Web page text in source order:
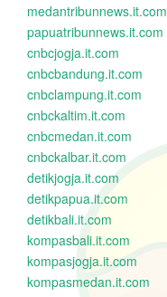
medantribunnews.it.com
papuatribunnews.it.com
cnbcjogja.it.com
cnbcbandung.it.com
cnbclampung.it.com
cnbckaltim.it.com
cnbcmedan.it.com
cnbckalbar.it.com
detikjogja.it.com
detikpapua.it.com
detikbali.it.com
kompasbali.it.com
kompasjogja.it.com
kompasmedan.it.com